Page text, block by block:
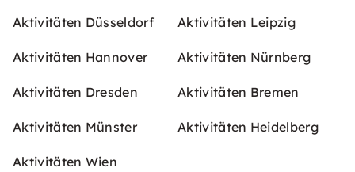
Aktivitäten Düsseldorf Aktivitäten Leipzig
Aktivitäten Hannover Aktivitäten Nürnberg
Aktivitäten Dresden Aktivitäten Bremen
Aktivitäten Münster Aktivitäten Heidelberg
Aktivitäten Wien